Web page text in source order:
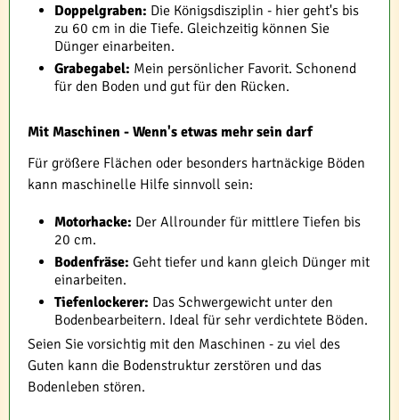
Doppelgraben: Die Königsdisziplin - hier geht's bis
zu 60 cm in die Tiefe. Gleichzeitig können Sie
Dünger einarbeiten.
Grabegabel: Mein persönlicher Favorit. Schonend
für den Boden und gut für den Rücken.
Mit Maschinen - Wenn's etwas mehr sein darf
Für größere Flächen oder besonders hartnäckige Böden
kann maschinelle Hilfe sinnvoll sein:
Motorhacke: Der Allrounder für mittlere Tiefen bis
20 cm.
Bodenfräse: Geht tiefer und kann gleich Dünger mit
einarbeiten.
Tiefenlockerer: Das Schwergewicht unter den
Bodenbearbeitern. Ideal für sehr verdichtete Böden.
Seien Sie vorsichtig mit den Maschinen - zu viel des
Guten kann die Bodenstruktur zerstören und das
Bodenleben stören.